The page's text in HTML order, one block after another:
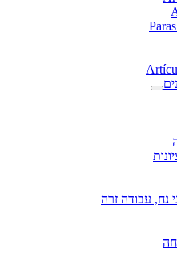
נח, עבודה זרה